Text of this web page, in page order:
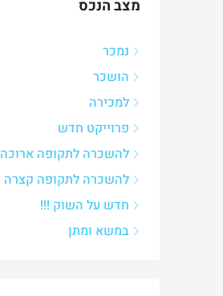
מצב הנכס
נמכר
הושכר
למכירה
פרוייקט חדש
להשכרה לתקופה ארוכה
להשכרה לתקופה קצרה
חדש על השוק !!!
במשא ומתן